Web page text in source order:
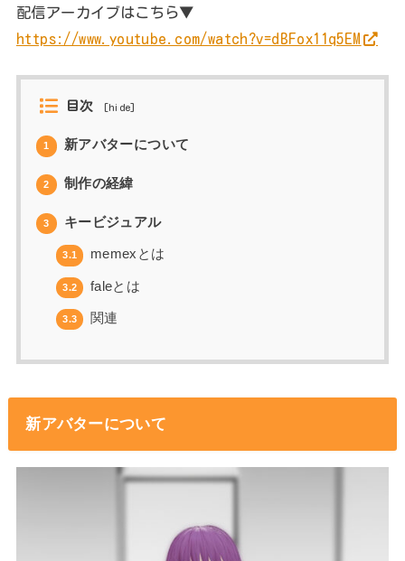
配信アーカイブはこちら▼
https://www.youtube.com/watch?v=dBFox11q5EM
目次 hide
1 新アバターについて
2 制作の経緯
3 キービジュアル
3.1 memexとは
3.2 faleとは
3.3 関連
新アバターについて